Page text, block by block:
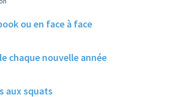
ou en face à face
chaque nouvelle année
aux squats